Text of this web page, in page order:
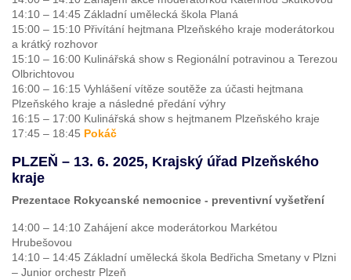
14:10 – 14:45 Základní umělecká škola Planá
15:00 – 15:10 Přivítání hejtmana Plzeňského kraje moderátorkou
a krátký rozhovor
15:10 – 16:00 Kulinářská show s Regionální potravinou a Terezou
Olbrichtovou
16:00 – 16:15 Vyhlášení vítěze soutěže za účasti hejtmana
Plzeňského kraje a následné předání výhry
16:15 – 17:00 Kulinářská show s hejtmanem Plzeňského kraje
17:45 – 18:45 Pokáč
PLZEŇ – 13. 6. 2025, Krajský úřad Plzeňského
kraje
Prezentace Rokycanské nemocnice - preventivní vyšetření
14:00 – 14:10 Zahájení akce moderátorkou Markétou
Hrubešovou
14:10 – 14:45 Základní umělecká škola Bedřicha Smetany v Plzni
– Junior orchestr Plzeň